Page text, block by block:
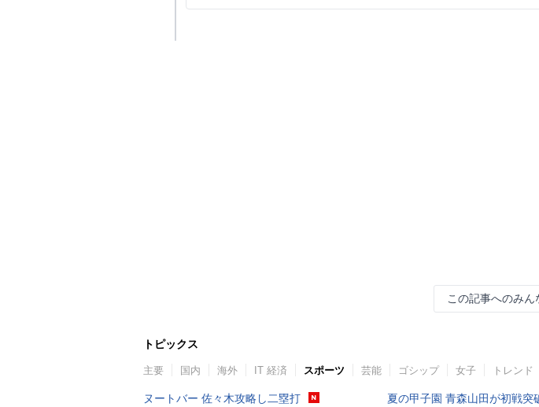
この記事へのみん
トピックス
主要 国内 海外 IT 経済 スポーツ 芸能 ゴシップ 女子 トレンド
ヌートバー 佐々木攻略し二塁打
夏の甲子園 青森山田が初戦突